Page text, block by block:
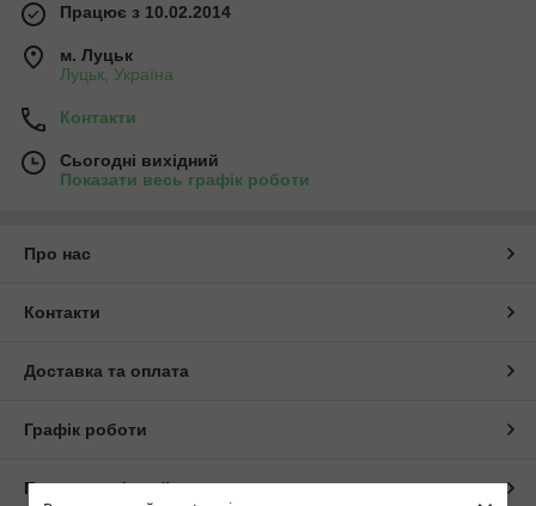
Працює з 10.02.2014
м. Луцьк
Луцьк, Україна
Контакти
Сьогодні вихідний
Показати весь графік роботи
Про нас
Контакти
Доставка та оплата
Графік роботи
Повна версія сайту